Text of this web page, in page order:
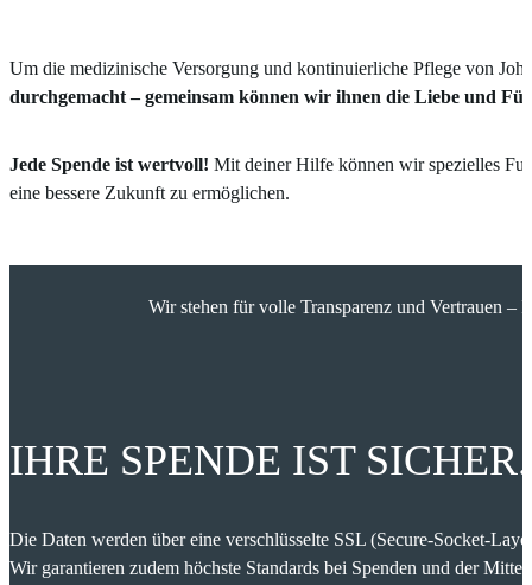
Um die medizinische Versorgung und kontinuierliche Pflege von
durchgemacht – gemeinsam können wir ihnen die Liebe und
Jede Spende ist wertvoll! Mit deiner Hilfe können wir spezielles
eine bessere Zukunft zu ermöglichen.
Wir stehen für volle Transparenz und Vertrauen –
IHRE SPENDE IST SICHER.
Die Daten werden über eine verschlüsselte SSL (Secure-Socket-
Wir garantieren zudem höchste Standards bei Spenden und der